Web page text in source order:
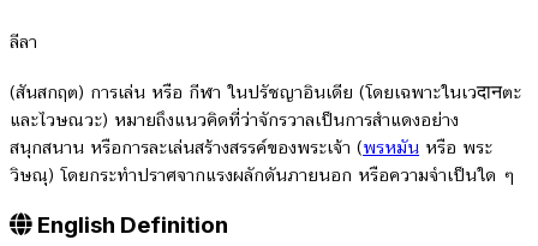
ลีลา
(สันสกฤต) การเล่น หรือ กีฬา ในปรัชญาอินเดีย (โดยเฉพาะในเวदानตะ
และไวษณวะ) หมายถึงแนวคิดที่ว่าจักรวาลเป็นการสำแดงอย่าง
สนุกสนาน หรือการละเล่นสร้างสรรค์ของพระเจ้า (พรหมัน หรือ พระ
วิษณุ) โดยกระทำปราศจากแรงผลักดันภายนอก หรือความจำเป็นใด ๆ
English Definition